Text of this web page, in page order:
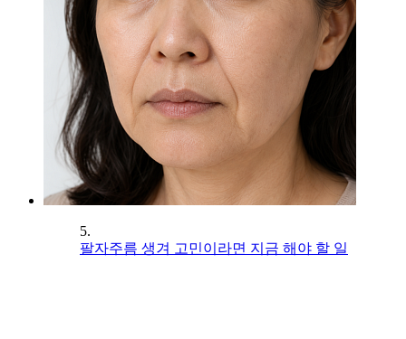
5.
팔자주름 생겨 고민이라면 지금 해야 할 일